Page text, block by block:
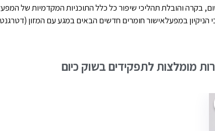
בקרה והובלת תהליכי שיפור כל כלל התוכניות המקדמיות של
הניקיון במפעלאישור חומרים חדשים הבאים במגע עם המזון
מומלצות לתפקידים בשוק כיום